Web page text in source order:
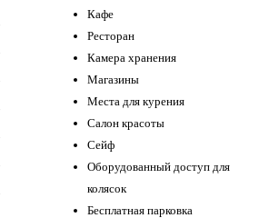
Кафе
Ресторан
Камера хранения
Магазины
Места для курения
Салон красоты
Сейф
Оборудованный доступ для
колясок
Бесплатная парковка